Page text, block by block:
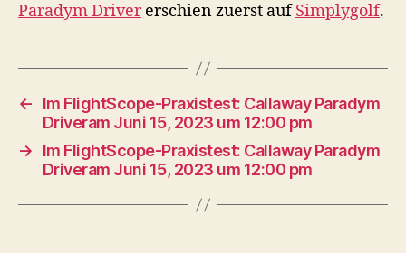
Paradym Drivererschien zuerst aufSimplygolf.
←
Im FlightScope-Praxistest: Callaway Paradym
Driveram Juni 15, 2023 um 12:00 pm
→
Im FlightScope-Praxistest: Callaway Paradym
Driveram Juni 15, 2023 um 12:00 pm